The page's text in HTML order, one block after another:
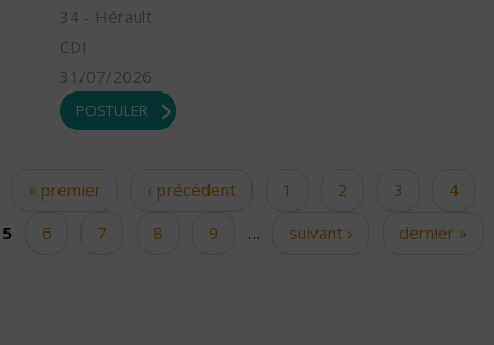
34 - Hérault
CDI
31/07/2026
POSTULER
Pages
« premier ‹ précédent 1 2 3
4
5
6 7 8 9 … suivant › dernier »